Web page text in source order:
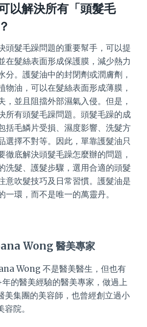
以解決所有「頭髮毛
頭髮毛躁問題的重要幫手，可以提
在髮絲表面形成保護膜，減少熱力
分。護髮油中的封閉劑或潤膚劑，
物油，可以在髮絲表面形成薄膜，
，並且阻擋外部濕氣入侵。但是，
所有頭髮毛躁問題。頭髮毛躁的成
括毛鱗片受損、濕度影響、洗髮方
選擇不對等。因此，單靠護髮油只
徹底解決頭髮毛躁怎麼辦的問題，
洗髮、護髮步驟，選用合適的頭髮
意吹髮技巧及日常習慣。護髮油是
一環，而不是唯一的萬靈丹。
Wong 醫美專家
Wong 不是醫美醫生，但也有
年的醫美經驗的醫美專家，做過上
美集團的美容師，也曾經創立過小
容院。